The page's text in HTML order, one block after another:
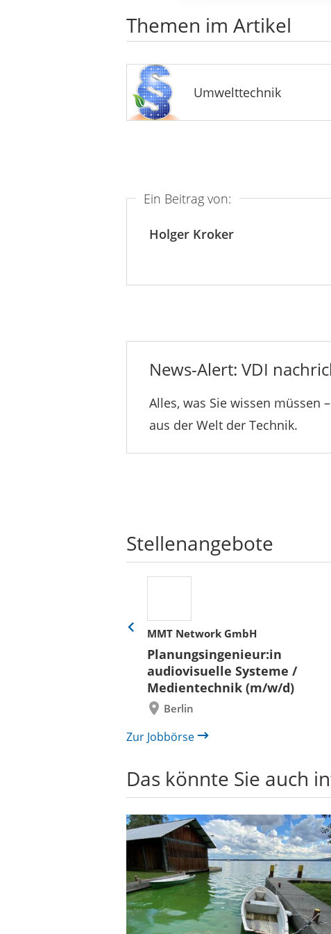
Themen im Artikel
Umwelttechnik
Ein Beitrag von:
Holger Kroker
News-Alert: VDI
Alles, was Sie wissen müssen
aus der Welt der Technik.
Stellenangebote
MMT Network GmbH
Planungsingenieur:in
audiovisuelle Systeme /
Medientechnik (m/w/d)
Berlin
Eine
zurück
Zur Jobbörse
Das könnte Sie auch